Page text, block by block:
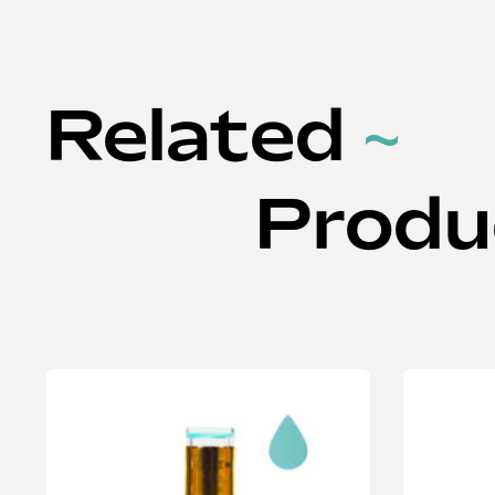
Related ~